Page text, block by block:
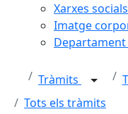
Xarxes socials
Imatge
Departament
Tràmits
Tots els tràmits